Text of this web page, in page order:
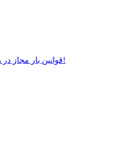
قوانین بار مجاز در هواپیما| از اضافه بار جلوگیری کنید!